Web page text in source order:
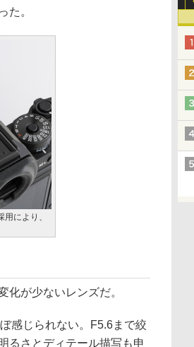
た。
により、
が少ないレンズだ。
感じられない。F5.6まで絞
るさとディテール描写も申